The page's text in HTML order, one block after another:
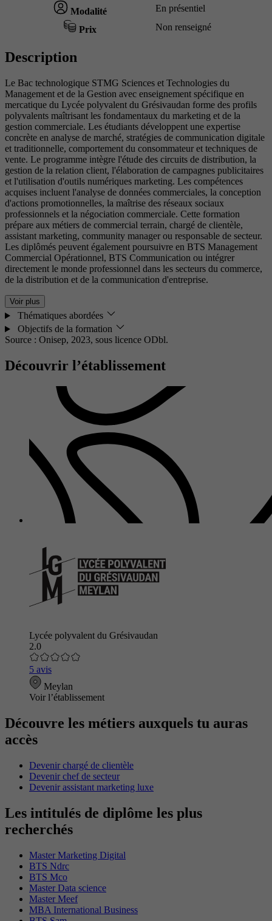
Modalité En présentiel
Prix Non renseigné
Description
Le Bac technologique STMG Sciences et Technologies du
Management et de la Gestion avec enseignement spécifique en
mercatique du Lycée polyvalent du Grésivaudan forme des profils
polyvalents maîtrisant les fondamentaux du marketing et de la
gestion commerciale. Les étudiants développent une expertise
concrète en analyse de marché, stratégies de communication digitale
et traditionnelle, comportement du consommateur et techniques de
vente. Le programme intègre l'étude des circuits de distribution, la
gestion de la relation client, l'élaboration de campagnes publicitaires
et l'utilisation d'outils numériques marketing. Les compétences
acquises incluent l'analyse de données commerciales, la conception
d'actions promotionnelles, la maîtrise des réseaux sociaux
professionnels et la négociation commerciale. Cette formation
prépare aux métiers de commercial terrain, chargé de clientèle,
assistant marketing, community manager ou responsable de secteur.
Les diplômés peuvent également poursuivre en BTS Management
Commercial Opérationnel, BTS Communication ou intégrer
directement le monde professionnel dans les secteurs du commerce,
de la distribution et de la communication d'entreprise.
Voir plus
Thématiques abordées
Objectifs de la formation
Source : Onisep, 2023, sous licence ODbl.
Découvrir l’établissement
Lycée polyvalent du Grésivaudan
2.0
5 avis
Meylan
Voir l’établissement
Découvre les métiers auxquels tu auras
accès
Devenir chargé de clientèle
Devenir chef de secteur
Devenir assistant marketing luxe
Les intitulés de diplôme les plus
recherchés
Master Marketing Digital
BTS Ndrc
BTS Mco
Master Data science
Master Meef
MBA International Business